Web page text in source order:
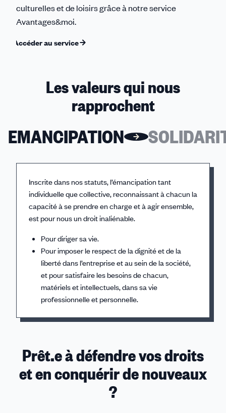
culturelles et de loisirs grâce à notre service
Avantages&moi.
Accéder au service
Les valeurs qui nous
rapprochent
EMANCIPATION
Inscrite dans nos statuts, l’émancipation tant
individuelle que collective, reconnaissant à chacun la
capacité à se prendre en charge et à agir ensemble,
est pour nous un droit inaliénable.
Pour diriger sa vie.
Pour imposer le respect de la dignité et de la
liberté dans l’entreprise et au sein de la société,
et pour satisfaire les besoins de chacun,
matériels et intellectuels, dans sa vie
professionnelle et personnelle.
Pour défendre les droits au sein de l’entreprise,
entre les générations, et plus largement entre les
peuples.
Pour lutter contre toute forme d’exclusion,
d’inégalité et de discrimination.
Pour s’exprimer librement et participer à la prise
Pour être acteur de l’amélioration de ses
conditions de travail et de vie, au delà de toute
différence d’origine, de nationalité, de confession
religieuse et d’opinion.
Prêt.e à défendre vos droits
et en conquérir de nouveaux
?